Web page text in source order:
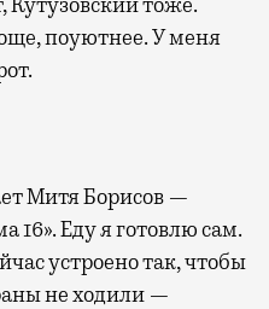
поуютнее. У меня
Митя Борисов —
16». Еду я готовлю сам.
устроено так, чтобы
не ходили —